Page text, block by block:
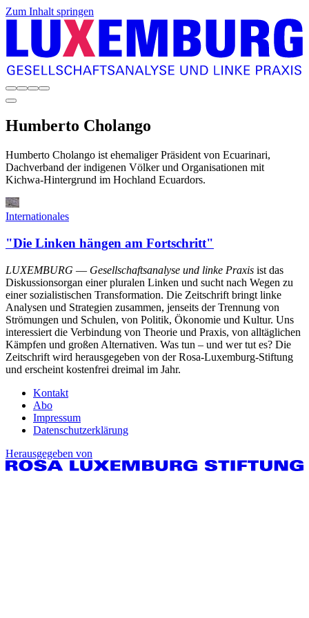
Zum Inhalt springen
Humberto Cholango
Humberto Cholango ist ehemaliger Präsident von Ecuarinari,
Dachverband der indigenen Völker und Organisationen mit
Kichwa-Hintergrund im Hochland Ecuardors.
Internationales
"Die Linken hängen am Fortschritt"
LUXEMBURG — Gesellschaftsanalyse und linke Praxis ist das
Diskussionsorgan einer pluralen Linken und sucht nach Wegen zu
einer sozialistischen Transformation. Die Zeitschrift bringt linke
Analysen und Strategien zusammen, jenseits der Trennung von
Strömungen und Schulen, von Politik, Ökonomie und Kultur. Uns
interessiert die Verbindung von Theorie und Praxis, von alltäglichen
Kämpfen und großen Alternativen. Was tun – und wer tut es? Die
Zeitschrift wird herausgegeben von der Rosa-Luxemburg-Stiftung
und erscheint kostenfrei dreimal im Jahr.
Kontakt
Abo
Impressum
Datenschutzerklärung
Herausgegeben von